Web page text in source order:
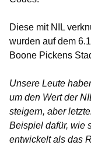
Diese mit NIL
wurden auf dem
Boone Pickens
Unsere Leute
um den Wert der
steigern, aber
Beispiel dafür, wie
entwickelt als das